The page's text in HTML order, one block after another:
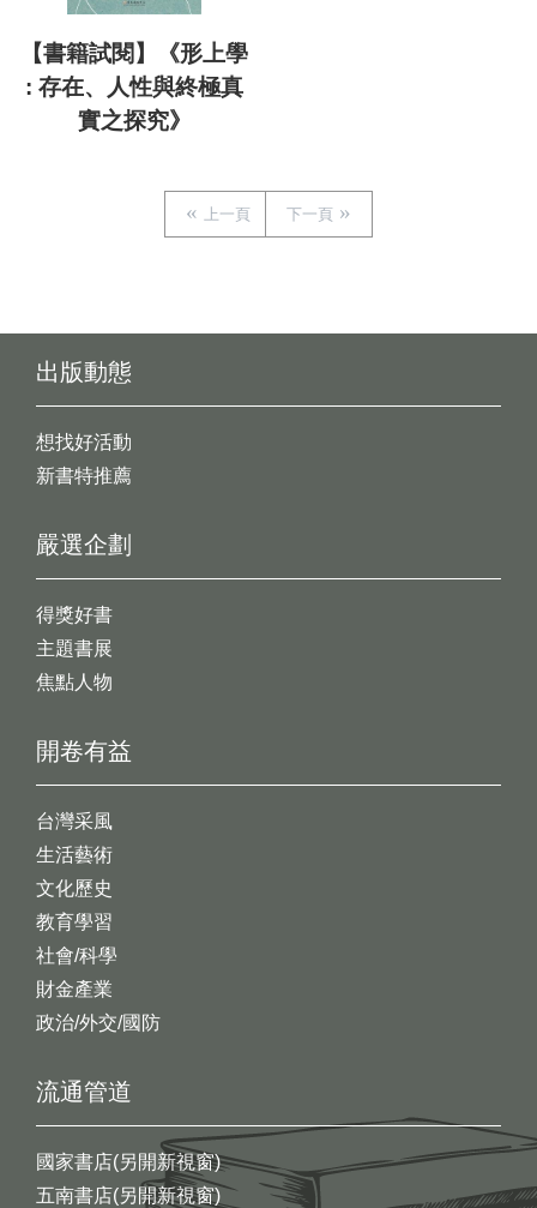
【書籍試閱】《形上學
: 存在、人性與終極真
實之探究》
上一頁 下一頁
出版動態
想找好活動
新書特推薦
開卷有益
台灣采風
生活藝術
文化歷史
教育學習
社會/科學
財金產業
政治/外交/國防
嚴選企劃
得獎好書
主題書展
焦點人物
流通管道
國家書店(另開新視窗)
五南書店(另開新視窗)